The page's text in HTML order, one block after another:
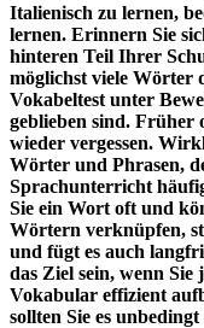
Italienisch zu lernen,
lernen. Erinnern Sie
hinteren Teil Ihrer
möglichst viele Wörter
Vokabeltest unter
geblieben sind. Früher
wieder vergessen.
Wörter und Phrasen,
Sprachunterricht
Sie ein Wort oft und
Wörtern verknüpfen,
und fügt es auch
das Ziel sein, wenn
Vokabular effizient
sollten Sie es